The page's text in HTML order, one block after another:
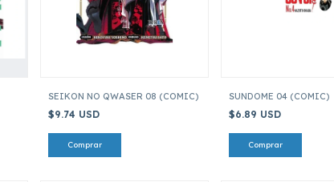
SEIKON NO QWASER 08 (COMIC)
$9.74 USD
SUNDOME 04 (COMIC)
$6.89 USD